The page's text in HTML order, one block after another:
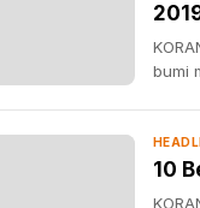
bumi
10